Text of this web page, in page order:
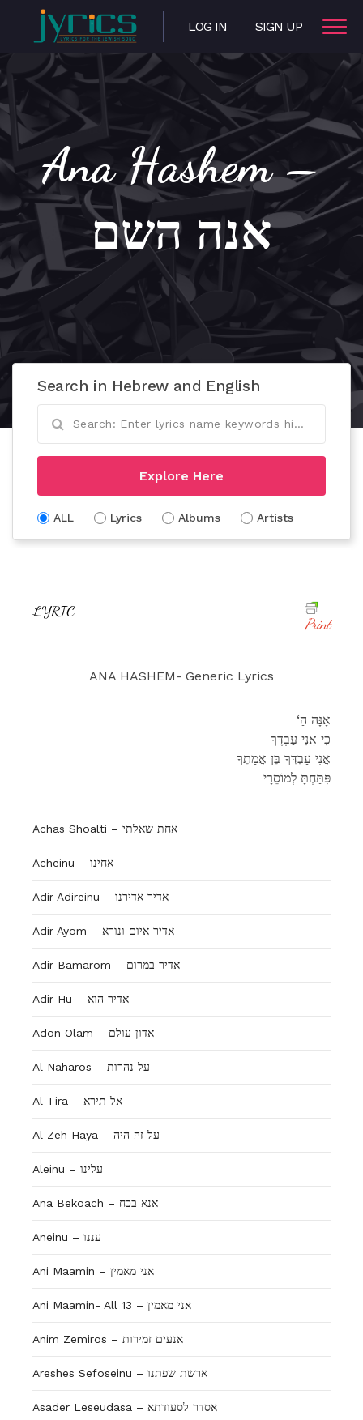
LOG IN SIGN UP
Ana Hashem –
אנה השם
Search in Hebrew and English
Explore Here
ALL Lyrics Albums Artists
LYRIC
Print
ANA HASHEM- Generic Lyrics
‘אָנָּה הַ
כִּי אֲנִי עַבְדֶּךָ
אֲ‍נִי עַבְדְּךָ בֶּן אֲמָתֶךָ
פִּתַּחְתָּ לְמוֹסֵרָי
Achas Shoalti – אחת שאלתי
Acheinu – אחינו
Adir Adireinu – אדיר אדירנו
Adir Ayom – אדיר איום ונורא
Adir Bamarom – אדיר במרום
Adir Hu – אדיר הוא
Adon Olam – אדון עולם
Al Naharos – על נהרות
Al Tira – אל תירא
Al Zeh Haya – על זה היה
Aleinu – עלינו
Ana Bekoach – אנא בכח
Aneinu – עננו
Ani Maamin – אני מאמין
Ani Maamin- All 13 – אני מאמין
Anim Zemiros – אנעים זמירות
Areshes Sefoseinu – ארשת שפתנו
Asader Leseudasa – אסדר לסעודתא